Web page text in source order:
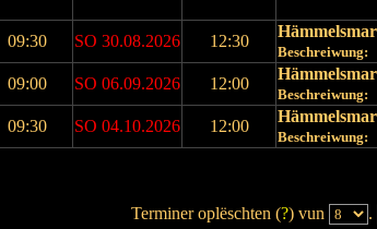
09:30 SO 30.08.2026 12:30
Beschreiwung:
09:00 SO 06.09.2026 12:00
Beschreiwung:
09:30 SO 04.10.2026 12:00
Beschreiwung:
Terminer oplëschten (?) vun .